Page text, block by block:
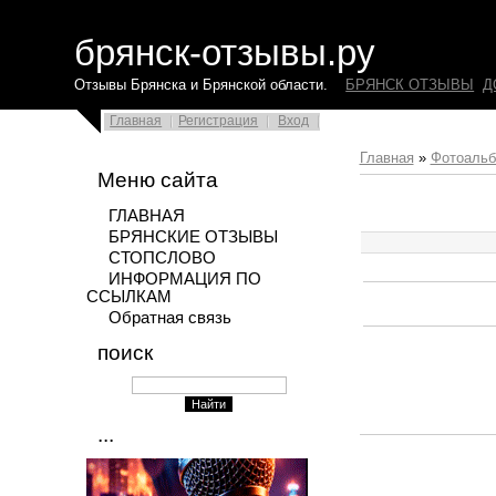
брянск-отзывы.ру
Отзывы Брянска и Брянской области. БРЯНСК ОТЗЫВЫ
Главная Регистрация Вход
Меню сайта
ГЛАВНАЯ
БРЯНСКИЕ ОТЗЫВЫ
СТОПСЛОВО
ИНФОРМАЦИЯ ПО
ССЫЛКАМ
Обратная связь
поиск
...
Главная »